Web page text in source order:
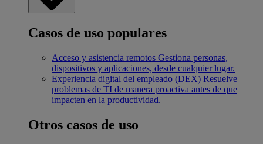
Casos de uso populares
Acceso y asistencia remotos Gestiona personas,
dispositivos y aplicaciones, desde cualquier lugar.
Experiencia digital del empleado (DEX) Resuelve
problemas de TI de manera proactiva antes de que
impacten en la productividad.
Otros casos de uso